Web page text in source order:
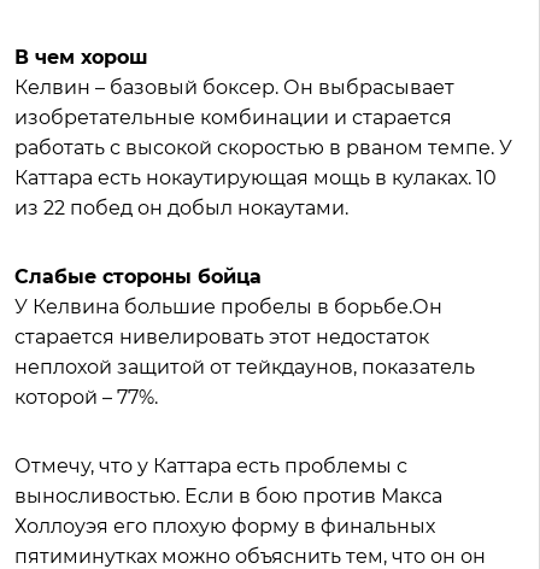
В чем хорош
Келвин – базовый боксер. Он выбрасывает
изобретательные комбинации и старается
работать с высокой скоростью в рваном темпе. У
Каттара есть нокаутирующая мощь в кулаках. 10
из 22 побед он добыл нокаутами.
Слабые стороны бойца
У Келвина большие пробелы в борьбе.Он
старается нивелировать этот недостаток
неплохой защитой от тейкдаунов, показатель
которой – 77%.
Отмечу, что у Каттара есть проблемы с
выносливостью. Если в бою против Макса
Холлоуэя его плохую форму в финальных
пятиминутках можно объяснить тем, что он он